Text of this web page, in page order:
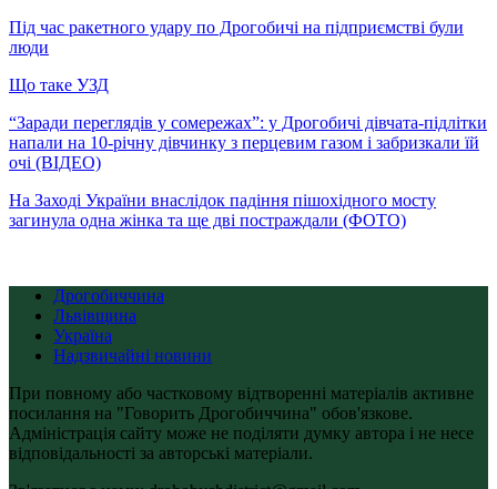
Під час ракетного удару по Дрогобичі на підприємстві були
люди
Що таке УЗД
“Заради переглядів у сомережах”: у Дрогобичі дівчата-підлітки
напали на 10-річну дівчинку з перцевим газом і забризкали їй
очі (ВІДЕО)
На Заході України внаслідок падіння пішохідного мосту
загинула одна жінка та ще дві постраждали (ФОТО)
Дрогобиччина
Львівщина
Україна
Надзвичайні новини
При повному або частковому відтворенні матеріалів активне
посилання на "Говорить Дрогобиччина" обов'язкове.
Адміністрація сайту може не поділяти думку автора і не несе
відповідальності за авторські матеріали.